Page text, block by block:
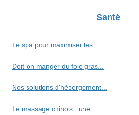
Santé
Le spa pour maximiser les...
Doit-on manger du foie gras...
Nos solutions d'hébergement...
Le massage chinois : une...